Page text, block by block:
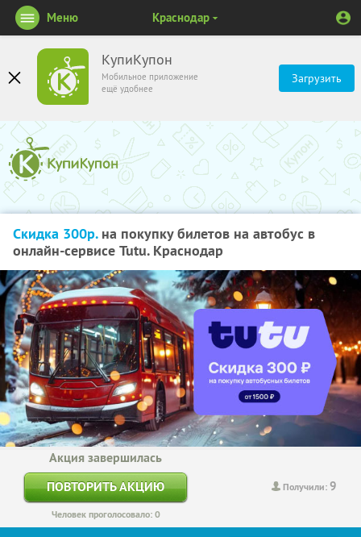
КупиКупон
Мобильное приложение
ещё удобнее
Загрузить
Меню Краснодар
Скидка 300р.на покупку билетов на автобус в
онлайн-сервисе Tutu. Краснодар
Получили:9
Акция завершилась
ПОВТОРИТЬ АКЦИЮ
Человек проголосовало: 0